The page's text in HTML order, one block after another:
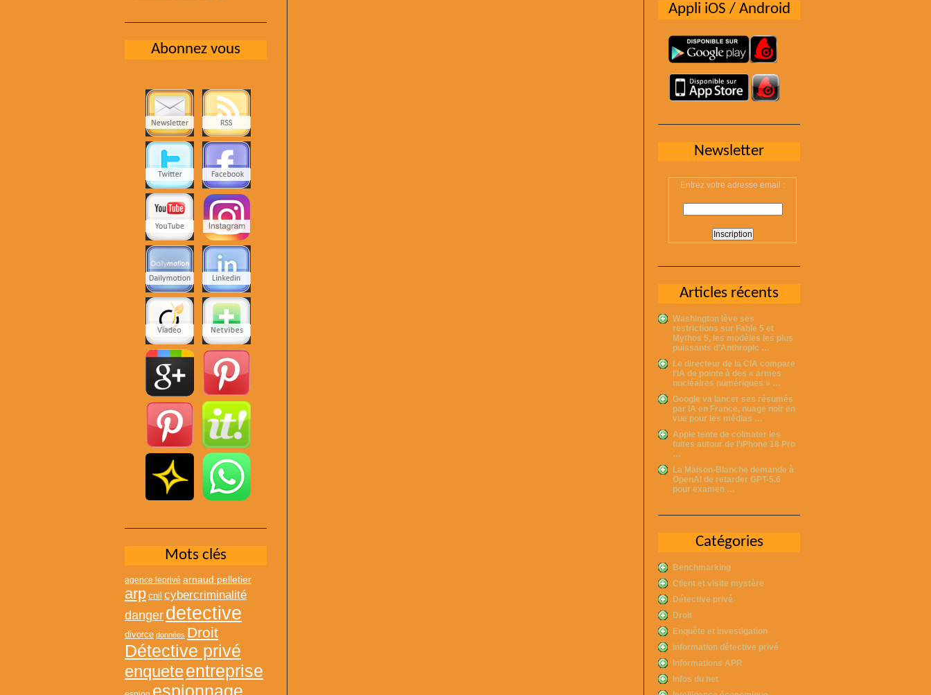
Appli iOS / Android
Newsletter
Entrez votre adresse email :
Articles récents
Washington lève ses
restrictions sur Fable 5 et
Mythos 5, les modèles les plus
puissants d’Anthropic …
Le directeur de la CIA compare
l’IA de pointe à des « armes
nucléaires numériques » …
Google va lancer ses résumés
par IA en France, nuage noir en
vue pour les médias …
Apple tente de colmater les
fuites autour de l’iPhone 18 Pro
…
La Maison-Blanche demande à
OpenAI de retarder GPT-5.6
pour examen …
Catégories
Benchmarking
Client et visite mystère
Détective privé
Droit
Enquête et investigation
information détective privé
Informations APR
Infos du net
Abonnez vous
Mots clés
agence leprivé arnaud pelletier
arp cnil cybercriminalité
danger detective
divorce données Droit
Détective privé
enqueteentreprise